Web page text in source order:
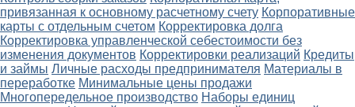
привязанная к основному расчетному счету Корпоративные
карты с отдельным счетом Корректировка долга
Корректировка управленческой себестоимости без
изменения документов Корректировки реализаций Кредиты
и займы Личные расходы предпринимателя Материалы в
переработке Минимальные цены продажи
Многопередельное производство Наборы единиц